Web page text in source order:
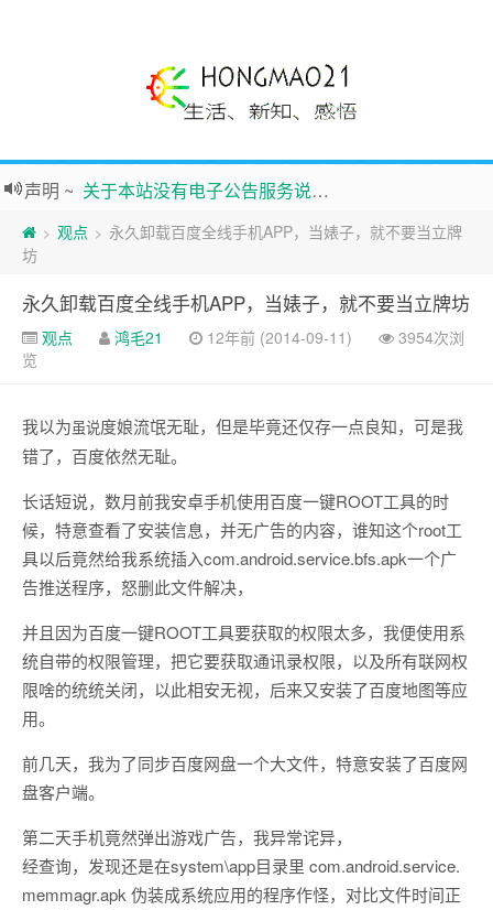
声明 ~ 关于本站没有电子公告服务说明-20180517
践行自 由、开放、互助分享的互联网精神
鸿毛21-生活、新知、感悟 hongmao21.com
新的启程 ~ 时钟 鸿毛站引导页
> 观点 > 永久卸载百度全线手机APP，当婊子，就不要当立牌
坊
永久卸载百度全线手机APP，当婊子，就不要当立牌坊
观点 鸿毛21 12年前 (2014-09-11)
3954次浏
览
我以为虽说度娘流氓无耻，但是毕竟还仅存一点良知，可是我
错了，百度依然无耻。
长话短说，数月前我安卓手机使用百度一键ROOT工具的时
候，特意查看了安装信息，并无广告的内容，谁知这个root工
具以后竟然给我系统插入com.android.service.bfs.apk一个广
告推送程序，怒删此文件解决，
并且因为百度一键ROOT工具要获取的权限太多，我便使用系
统自带的权限管理，把它要获取通讯录权限，以及所有联网权
限啥的统统关闭，以此相安无视，后来又安装了百度地图等应
用。
前几天，我为了同步百度网盘一个大文件，特意安装了百度网
盘客户端。
第二天手机竟然弹出游戏广告，我异常诧异，
经查询，发现还是在system\app目录里 com.android.service.
memmagr.apk 伪装成系统应用的程序作怪，对比文件时间正